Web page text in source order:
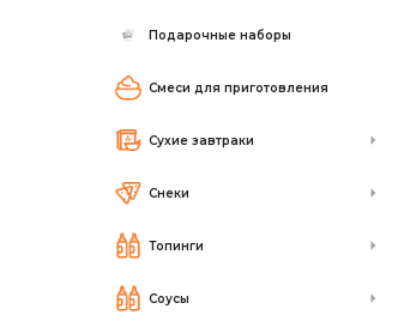
Подарочные наборы
Смеси для приготовления
Сухие завтраки
Снеки
Топинги
Соусы